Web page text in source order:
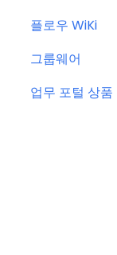
리패턴
플로우 WiKi
그룹웨어
업무 포털 상품